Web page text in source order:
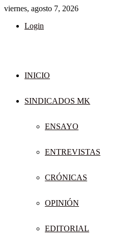
viernes, agosto 7, 2026
Login
INICIO
SINDICADOS MK
ENSAYO
ENTREVISTAS
CRÓNICAS
OPINIÓN
EDITORIAL